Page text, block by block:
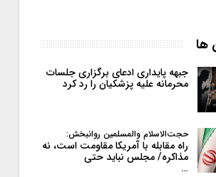
ها
جبهه پایداری ادعای برگزاری جلسات
محرمانه علیه پزشکیان را رد کرد
حجت‌الاسلام والمسلمین روانبخش:
راه مقابله با آمریکا مقاومت است، نه
مذاکره/ مجلس نباید حتی
…